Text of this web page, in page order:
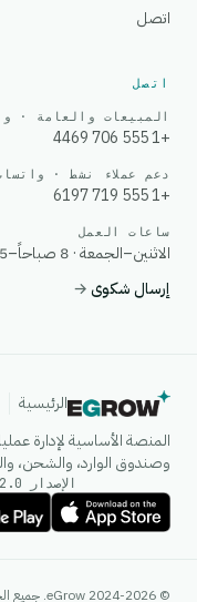
اتصل
اتصل
المبيعات والعامة ·
+1 555 706 4469
دعم عملاء نشط ·
+1 555 719 6197
ساعات العمل
الاثنين–الجمعة · 8 صباحاً–5 مساءً بتوقيت غرينتش+1
إرسال شكوى→
الرئيسية
المنصة الأساسية لإدارة
وصندوق الوارد، والشحن،
الإصدار 2.0 · الحالة:
© 2024-2026 eGrow. جميع الحقوق محفوظة.